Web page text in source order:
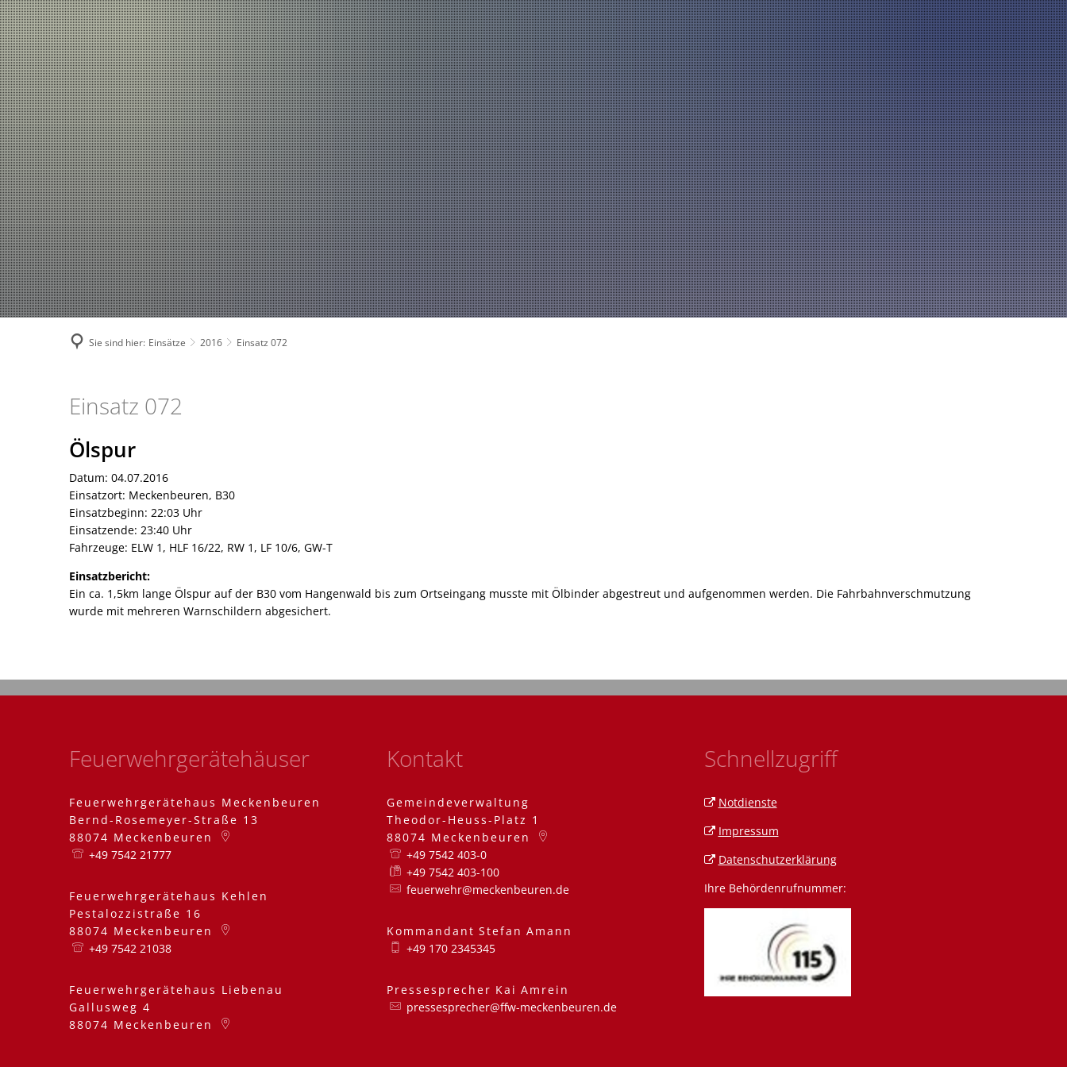
Einsätze
2026
2025
2024
2023
2022
2021
Aktuelles Über uns
Führung und Organisation
Fachgebiete und Funktionsträger
Mannschaft
Fahrzeuge und Technik Jugend Spielmannszug Mitglied werden A A A
Sie sind hier: Einsätze 2016 Einsatz 072
Einsatz 072
Ölspur
Datum: 04.07.2016
Einsatzort: Meckenbeuren, B30
Einsatzbeginn: 22:03 Uhr
Einsatzende: 23:40 Uhr
Fahrzeuge: ELW 1, HLF 16/22, RW 1, LF 10/6, GW-T
Einsatzbericht:
Ein ca. 1,5km lange Ölspur auf der B30 vom Hangenwald bis zum Ortseingang musste mit Ölbinder abgestreut und aufgenommen werden. Die Fahrbahnverschmutzung
wurde mit mehreren Warnschildern abgesichert.
Feuerwehrgerätehäuser
Feuerwehrgerätehaus Meckenbeuren
Bernd-Rosemeyer-Straße 13
88074 Meckenbeuren
+49 7542 21777
Feuerwehrgerätehaus Kehlen
Pestalozzistraße 16
88074 Meckenbeuren
+49 7542 21038
Feuerwehrgerätehaus Liebenau
Gallusweg 4
88074 Meckenbeuren
Kontakt
Gemeindeverwaltung
Theodor-Heuss-Platz 1
88074 Meckenbeuren
+49 7542 403-0
+49 7542 403-100
feuerwehr@meckenbeuren.de
Kommandant Stefan Amann
+49 170 2345345
Pressesprecher Kai Amrein
pressesprecher@ffw-meckenbeuren.de
Schnellzugriff
Notdienste
Impressum
Datenschutzerklärung
Ihre Behördenrufnummer: